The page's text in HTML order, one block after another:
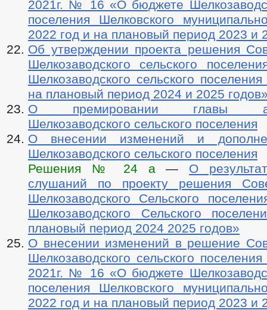
2021г. № 16 «О бюджете
поселения Шелковского
2022 год и на плановый период 2023 и
Об утверждении проекта решения
Шелкозаводского сельского
Шелкозаводского сельского
на плановый период 2024 и 2025
О премировании главы
Шелкозаводского сельского поселения
О внесении изменений и
Шелкозаводского сельского поселения
Решения № 24 а— О
слушаний по проекту решения
Шелкозаводского Сельского
Шелкозаводского Сельского
плановый период 2024 2025 годов»
О внесении изменений в решение
Шелкозаводского сельского
2021г. № 16 «О бюджете
поселения Шелковского
2022 год и на плановый период 2023 и